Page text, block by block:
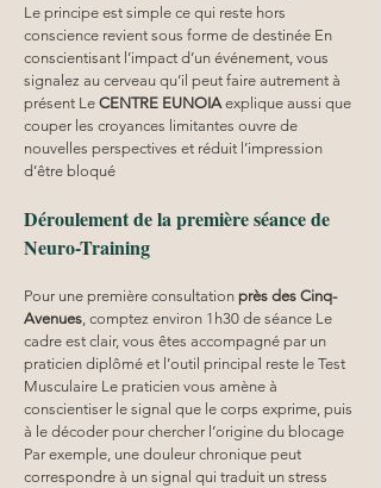
Le principe est simple ce qui reste hors
conscience revient sous forme de destinée En
conscientisant l’impact d’un événement, vous
signalez au cerveau qu’il peut faire autrement à
présent Le CENTRE EUNOIA explique aussi que
couper les croyances limitantes ouvre de
nouvelles perspectives et réduit l’impression
d’être bloqué
Déroulement de la première séance de
Neuro-Training
Pour une première consultation près des Cinq-
Avenues , comptez environ 1h30 de séance Le
cadre est clair, vous êtes accompagné par un
praticien diplômé et l’outil principal reste le Test
Musculaire Le praticien vous amène à
conscientiser le signal que le corps exprime, puis
à le décoder pour chercher l’origine du blocage
Par exemple, une douleur chronique peut
correspondre à un signal qui traduit un stress